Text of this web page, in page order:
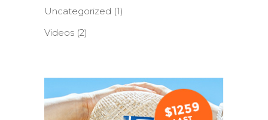
Uncategorized (1)
Videos (2)